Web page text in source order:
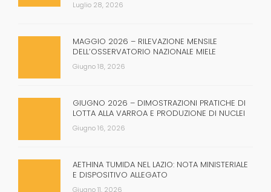
Luglio 28, 2026
MAGGIO 2026 – RILEVAZIONE MENSILE
DELL’OSSERVATORIO NAZIONALE MIELE
Giugno 18, 2026
GIUGNO 2026 – DIMOSTRAZIONI PRATICHE DI
LOTTA ALLA VARROA E PRODUZIONE DI NUCLEI
Giugno 16, 2026
AETHINA TUMIDA NEL LAZIO: NOTA MINISTERIALE
E DISPOSITIVO ALLEGATO
Giugno 11, 2026